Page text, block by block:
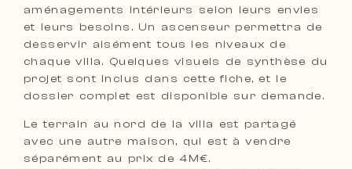
aménagements intérieurs selon leurs envies
et leurs besoins. Un ascenseur permettra de
desservir aisément tous les niveaux de
chaque villa. Quelques visuels de synthèse du
projet sont inclus dans cette fiche, et le
dossier complet est disponible sur demande.
Le terrain au nord de la villa est partagé
avec une autre maison, qui est à vendre
séparément au prix de 4M€.